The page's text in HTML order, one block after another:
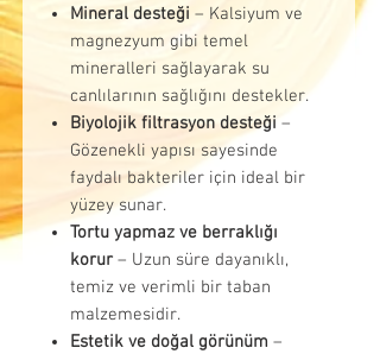
Mineral desteği – Kalsiyum ve
magnezyum gibi temel
mineralleri sağlayarak su
canlılarının sağlığını destekler.
Biyolojik filtrasyon desteği –
Gözenekli yapısı sayesinde
faydalı bakteriler için ideal bir
yüzey sunar.
Tortu yapmaz ve berraklığı
korur – Uzun süre dayanıklı,
temiz ve verimli bir taban
malzemesidir.
Estetik ve doğal görünüm –